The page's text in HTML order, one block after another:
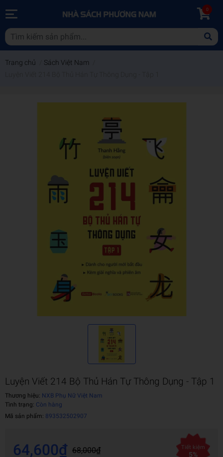
0
Trang chủ Sách Việt Nam
Luyện Viết 214 Bộ Thủ Hán Tự Thông Dụng - Tập 1
Thương hiệu: NXB Phụ Nữ Việt Nam
Tình trạng: Còn hàng
Mã sản phẩm: 893532502907
64,600₫ 68,000₫ Tiết kiệm
5%